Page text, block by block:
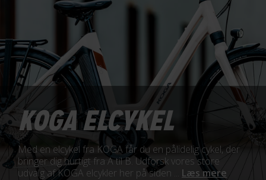
KOGA ELCYKEL
Med en elcykel fra KOGA får du en pålidelig cykel, der
bringer dig hurtigt fra A til B. Udforsk vores store
udvalg af KOGA elcykler her på siden ... Læs mere